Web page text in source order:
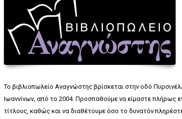
Το βιβλιοπωλείο Αναγνώστης βρίσκεται στην οδό
Ιωαννίνων, από το 2004. Προσπαθούμε να είμαστε πλήρως
τίτλους, καθώς και να διαθέτουμε όσο το δυνατόν